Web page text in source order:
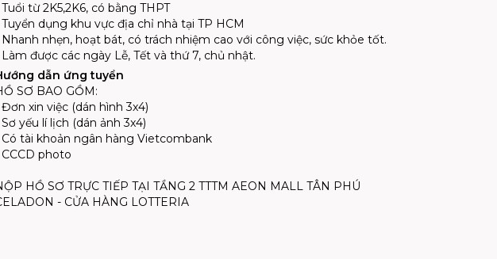
từ 2K5,2K6, có bằng THPT
dụng khu vực địa chỉ nhà tại TP HCM
nhẹn, hoạt bát, có trách nhiệm cao với công việc, sức khỏe tốt.
được các ngày Lễ, Tết và thứ 7, chủ nhật.
dẫn ứng tuyển
SƠ BAO GỒM:
xin việc (dán hình 3x4)
yếu lí lịch (dán ảnh 3x4)
tài khoản ngân hàng Vietcombank
photo
HỒ SƠ TRỰC TIẾP TẠI TẦNG 2 TTTM AEON MALL TÂN PHÚ
- CỬA HÀNG LOTTERIA